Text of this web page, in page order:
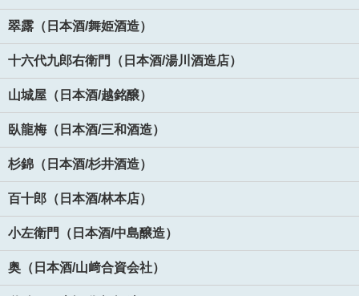
翠露（日本酒/舞姫酒造）
十六代九郎右衛門（日本酒/湯川酒造店）
山城屋（日本酒/越銘醸）
臥龍梅（日本酒/三和酒造）
杉錦（日本酒/杉井酒造）
百十郎（日本酒/林本店）
小左衛門（日本酒/中島醸造）
奥（日本酒/山﨑合資会社）